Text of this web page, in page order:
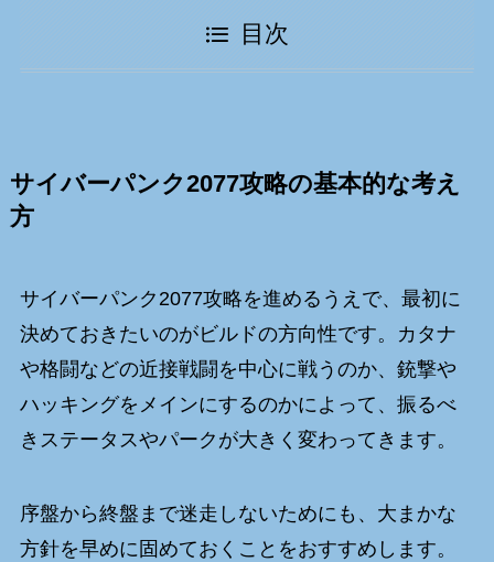
目次
サイバーパンク2077攻略の基本的な考え
方
サイバーパンク2077攻略を進めるうえで、最初に
決めておきたいのがビルドの方向性です。カタナ
や格闘などの近接戦闘を中心に戦うのか、銃撃や
ハッキングをメインにするのかによって、振るべ
きステータスやパークが大きく変わってきます。
序盤から終盤まで迷走しないためにも、大まかな
方針を早めに固めておくことをおすすめします。